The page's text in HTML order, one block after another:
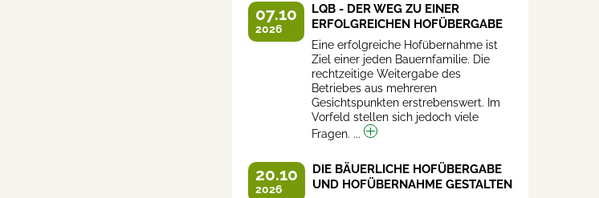
07.10
2026
LQB - DER WEG ZU EINER
ERFOLGREICHEN HOFÜBERGABE
Eine erfolgreiche Hofübernahme ist
Ziel einer jeden Bauernfamilie. Die
rechtzeitige Weitergabe des
Betriebes aus mehreren
Gesichtspunkten erstrebenswert. Im
Vorfeld stellen sich jedoch viele
Fragen. ...
20.10
2026
DIE BÄUERLICHE HOFÜBERGABE
UND HOFÜBERNAHME GESTALTEN